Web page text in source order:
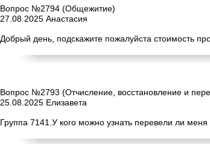
Вопрос №2794 (Общежитие)
27.08.2025 Анастасия
Добрый день, подскажите пожалуйста стоимость
Вопрос №2793 (Отчисление, восстановление и
25.08.2025 Елизавета
Группа 7141.У кого можно узнать перевели ли меня